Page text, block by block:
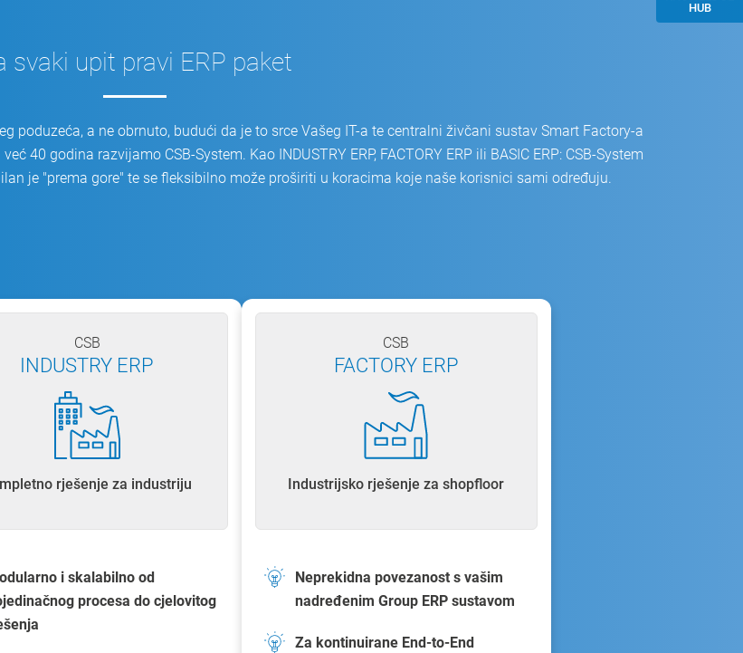
svaki upit pravi ERP paket
poduzeća, a ne obrnuto, budući da je to srce Vašeg IT-a te centralni živčani sustav Smart Factory-a
40 godina razvijamo CSB-System. Kao INDUSTRY ERP, FACTORY ERP ili BASIC ERP: CSB-System
je "prema gore" te se fleksibilno može proširiti u koracima koje naše korisnici sami određuju.
CSB
INDUSTRY ERP
rješenje za industriju
i skalabilno od
procesa do cjelovitog
CSB
FACTORY ERP
Industrijsko rješenje za shopfloor
Neprekidna povezanost s vašim
nadređenim Group ERP sustavom
Za kontinuirane End-to-End
HUB